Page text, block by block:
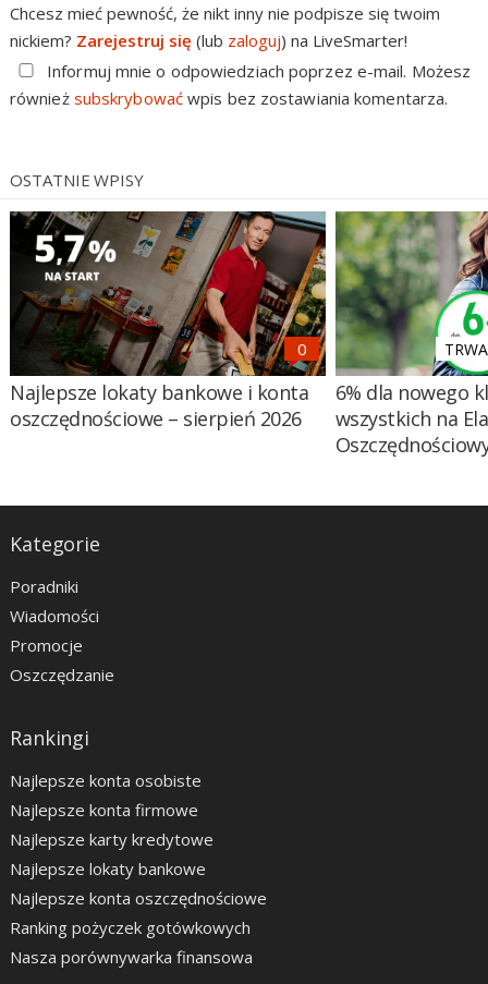
Chcesz mieć pewność, że nikt inny nie podpisze się twoim
nickiem? Zarejestruj się (lub zaloguj) na LiveSmarter!
Informuj mnie o odpowiedziach poprzez e-mail. Możesz
również subskrybowaćwpis bez zostawiania komentarza.
OSTATNIE WPISY
Najlepsze lokaty bankowe i konta
oszczędnościowe – sierpień 2026
6% dla nowego
wszystkich na
Kategorie
Poradniki
Wiadomości
Promocje
Oszczędzanie
Rankingi
Najlepsze konta osobiste
Najlepsze konta firmowe
Najlepsze karty kredytowe
Najlepsze lokaty bankowe
Najlepsze konta oszczędnościowe
Ranking pożyczek gotówkowych
Nasza porównywarka finansowa